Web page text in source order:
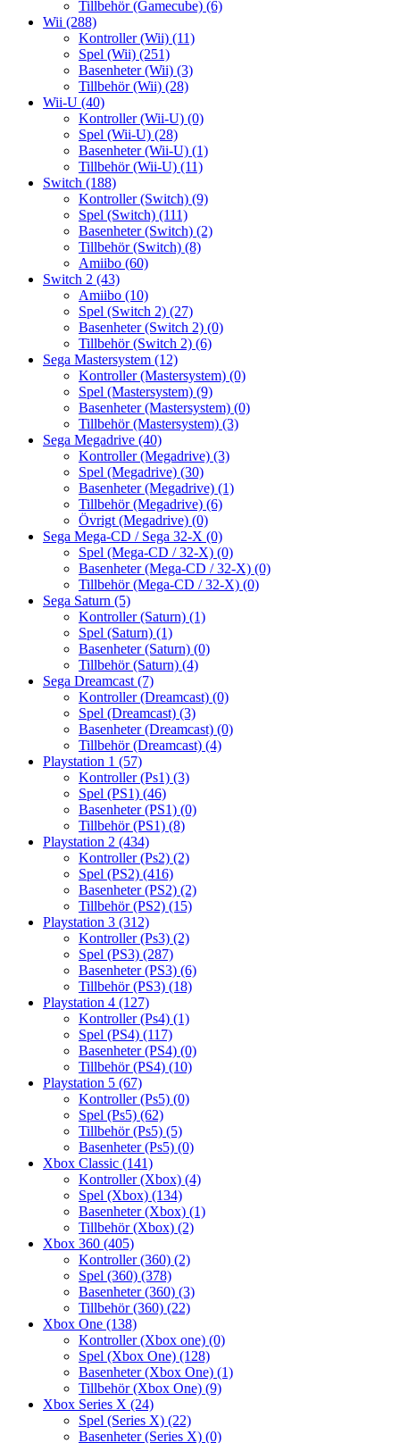
Tillbehör (Gamecube) (6)
Wii (288)
Kontroller (Wii) (11)
Spel (Wii) (251)
Basenheter (Wii) (3)
Tillbehör (Wii) (28)
Wii-U (40)
Kontroller (Wii-U) (0)
Spel (Wii-U) (28)
Basenheter (Wii-U) (1)
Tillbehör (Wii-U) (11)
Switch (188)
Kontroller (Switch) (9)
Spel (Switch) (111)
Basenheter (Switch) (2)
Tillbehör (Switch) (8)
Amiibo (60)
Switch 2 (43)
Amiibo (10)
Spel (Switch 2) (27)
Basenheter (Switch 2) (0)
Tillbehör (Switch 2) (6)
Sega Mastersystem (12)
Kontroller (Mastersystem) (0)
Spel (Mastersystem) (9)
Basenheter (Mastersystem) (0)
Tillbehör (Mastersystem) (3)
Sega Megadrive (40)
Kontroller (Megadrive) (3)
Spel (Megadrive) (30)
Basenheter (Megadrive) (1)
Tillbehör (Megadrive) (6)
Övrigt (Megadrive) (0)
Sega Mega-CD / Sega 32-X (0)
Spel (Mega-CD / 32-X) (0)
Basenheter (Mega-CD / 32-X) (0)
Tillbehör (Mega-CD / 32-X) (0)
Sega Saturn (5)
Kontroller (Saturn) (1)
Spel (Saturn) (1)
Basenheter (Saturn) (0)
Tillbehör (Saturn) (4)
Sega Dreamcast (7)
Kontroller (Dreamcast) (0)
Spel (Dreamcast) (3)
Basenheter (Dreamcast) (0)
Tillbehör (Dreamcast) (4)
Playstation 1 (57)
Kontroller (Ps1) (3)
Spel (PS1) (46)
Basenheter (PS1) (0)
Tillbehör (PS1) (8)
Playstation 2 (434)
Kontroller (Ps2) (2)
Spel (PS2) (416)
Basenheter (PS2) (2)
Tillbehör (PS2) (15)
Playstation 3 (312)
Kontroller (Ps3) (2)
Spel (PS3) (287)
Basenheter (PS3) (6)
Tillbehör (PS3) (18)
Playstation 4 (127)
Kontroller (Ps4) (1)
Spel (PS4) (117)
Basenheter (PS4) (0)
Tillbehör (PS4) (10)
Playstation 5 (67)
Kontroller (Ps5) (0)
Spel (Ps5) (62)
Tillbehör (Ps5) (5)
Basenheter (Ps5) (0)
Xbox Classic (141)
Kontroller (Xbox) (4)
Spel (Xbox) (134)
Basenheter (Xbox) (1)
Tillbehör (Xbox) (2)
Xbox 360 (405)
Kontroller (360) (2)
Spel (360) (378)
Basenheter (360) (3)
Tillbehör (360) (22)
Xbox One (138)
Kontroller (Xbox one) (0)
Spel (Xbox One) (128)
Basenheter (Xbox One) (1)
Tillbehör (Xbox One) (9)
Xbox Series X (24)
Spel (Series X) (22)
Basenheter (Series X) (0)